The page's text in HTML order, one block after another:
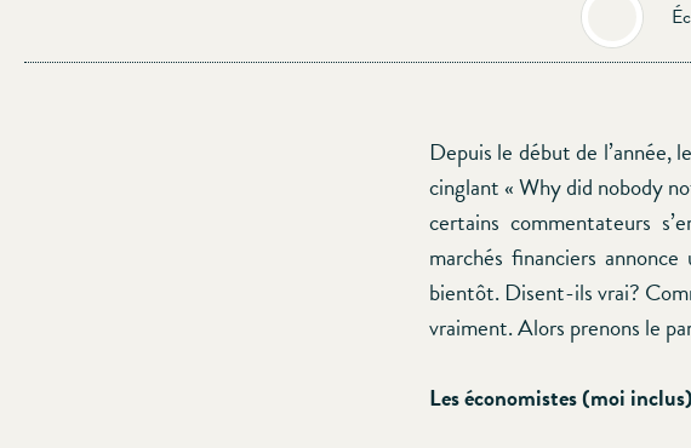
Depuis le début de l’année,
cinglant « Why did nobody
certains commentateurs
marchés financiers
bientôt. Disent-ils vrai?
vraiment. Alors prenons le
Les économistes (moi